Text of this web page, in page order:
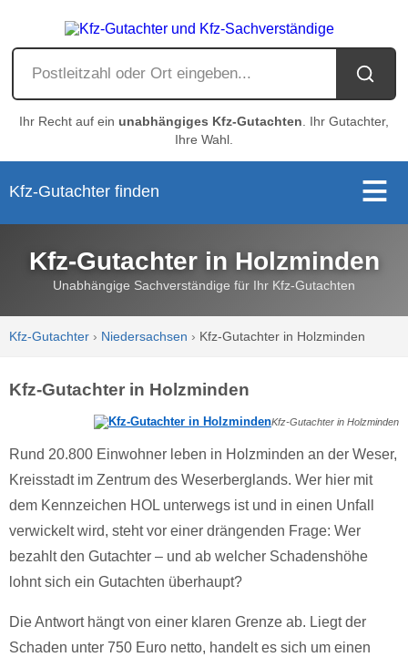
Ihr Recht auf ein unabhängiges Kfz-Gutachten . Ihr Gutachter,
Ihre Wahl.
Kfz-Gutachter finden
Kfz-Gutachter in Holzminden
Unabhängige Sachverständige für Ihr Kfz-Gutachten
Kfz-Gutachter › Niedersachsen › Kfz-Gutachter in Holzminden
Kfz-Gutachter in Holzminden
Kfz-Gutachter in Holzminden
Rund 20.800 Einwohner leben in Holzminden an der Weser,
Kreisstadt im Zentrum des Weserberglands. Wer hier mit
dem Kennzeichen HOL unterwegs ist und in einen Unfall
verwickelt wird, steht vor einer drängenden Frage: Wer
bezahlt den Gutachter – und ab welcher Schadenshöhe
lohnt sich ein Gutachten überhaupt?
Die Antwort hängt von einer klaren Grenze ab. Liegt der
Schaden unter 750 Euro netto, handelt es sich um einen